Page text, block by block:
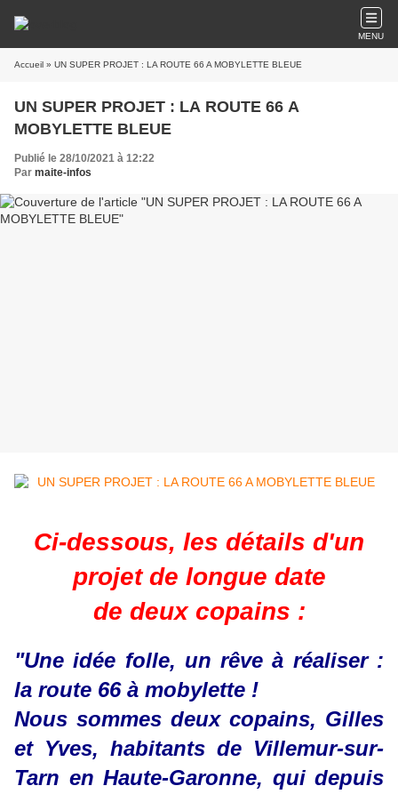
MENU
Accueil » UN SUPER PROJET : LA ROUTE 66 A MOBYLETTE BLEUE
UN SUPER PROJET : LA ROUTE 66 A
MOBYLETTE BLEUE
Publié le 28/10/2021 à 12:22
Par maite-infos
Ci-dessous, les détails d'un
projet de longue date
de deux copains :
"Une idée folle, un rêve à réaliser :
la route 66 à mobylette !
Nous sommes deux copains, Gilles
et Yves, habitants de Villemur-sur-
Tarn en Haute-Garonne, qui depuis